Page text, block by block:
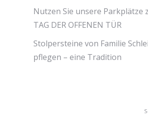
Nutzen Sie unsere Parkplätze
TAG DER OFFENEN TÜR
Stolpersteine von Familie
pflegen – eine Tradition